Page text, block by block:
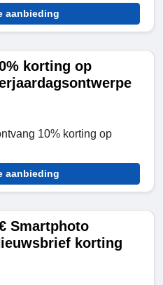
aanbieding
korting op
10% korting op
aanbieding
Smartphoto
korting